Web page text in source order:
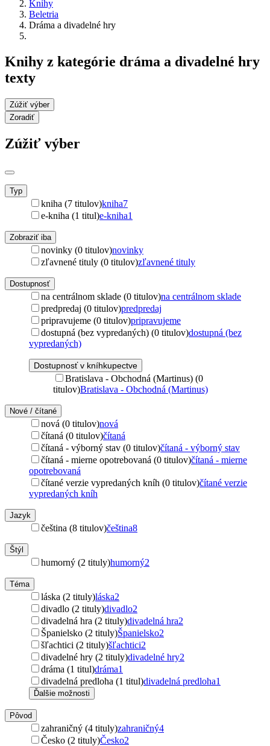
Knihy
Beletria
Dráma a divadelné hry
Knihy z kategórie dráma a divadelné hry
texty
Zúžiť výber
Zoradiť
Zúžiť výber
Typ
kniha (7 titulov)kniha7
e-kniha (1 titul)e-kniha1
Zobraziť iba
novinky (0 titulov)novinky
zľavnené tituly (0 titulov)zľavnené tituly
Dostupnosť
na centrálnom sklade (0 titulov)na centrálnom sklade
predpredaj (0 titulov)predpredaj
pripravujeme (0 titulov)pripravujeme
dostupná (bez vypredaných) (0 titulov)dostupná (bez
vypredaných)
Dostupnosť v kníhkupectve
Bratislava - Obchodná (Martinus) (0
titulov)Bratislava - Obchodná (Martinus)
Nové / čítané
nová (0 titulov)nová
čítaná (0 titulov)čítaná
čítaná - výborný stav (0 titulov)čítaná - výborný stav
čítaná - mierne opotrebovaná (0 titulov)čítaná - mierne
opotrebovaná
čítané verzie vypredaných kníh (0 titulov)čítané verzie
vypredaných kníh
Jazyk
čeština (8 titulov)čeština8
Štýl
humorný (2 tituly)humorný2
Téma
láska (2 tituly)láska2
divadlo (2 tituly)divadlo2
divadelná hra (2 tituly)divadelná hra2
Španielsko (2 tituly)Španielsko2
šľachtici (2 tituly)šľachtici2
divadelné hry (2 tituly)divadelné hry2
dráma (1 titul)dráma1
divadelná predloha (1 titul)divadelná predloha1
Ďalšie možnosti
Pôvod
zahraničný (4 tituly)zahraničný4
Česko (2 tituly)Česko2